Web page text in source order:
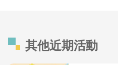
其他近期活動